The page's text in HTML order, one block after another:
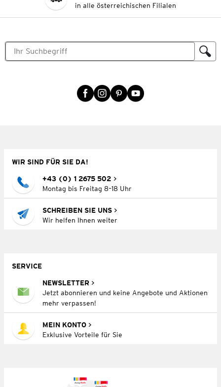
in alle österreichischen Filialen
WIR SIND FÜR SIE DA!
+43 (0) 1 2675 502
Montag bis Freitag 8–18 Uhr
SCHREIBEN SIE UNS
Wir helfen Ihnen weiter
SERVICE
NEWSLETTER
Jetzt abonnieren und keine Angebote und Aktionen
mehr verpassen!
MEIN KONTO
Exklusive Vorteile für Sie